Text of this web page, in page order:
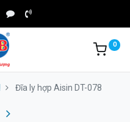
0
Đĩa ly hợp Aisin DT-078